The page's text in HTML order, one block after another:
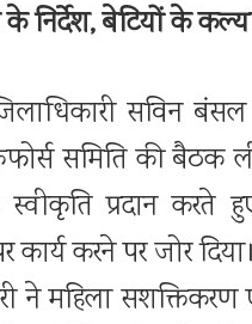
निर्देश, बेटियों के
सविन
समिति की बैठक
स्वीकृति प्रदान
करने पर जोर दिया।
ने महिला